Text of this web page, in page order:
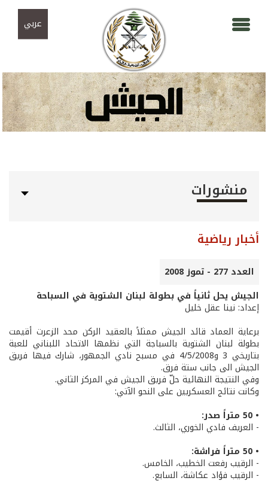
عربي
منشورات
أخبار رياضية
العدد 277 - تموز 2008
الجيش يحل ثانياً في بطولة لبنان الشتوية في السباحة
إعداد: نينا عقل خليل
برعاية العماد قائد الجيش ممثلاً بالعقيد الركن محد الزعرت أقيمت
بطولة لبنان الشتوية بالسباجة التي نظمها الاتحاد اللبناني للعبة
بتاريخي 3 و4/5/2008 في مسبح نادي الجمهور، شارك فيها فريق
الجيش الى جانب ستة فرق.
وفي النتيجة النهائية حلّ فريق الجيش في المركز الثاني.
وكانت نتائج العسكريين على النحو الآتي:
• 50 متراً صدر:
- العريف فادي الخوري، الثالث.
• 50 متراً فراشة:
- الرقيب رفعت الخطيب، الخامس.
- الرقيب فؤاد عكاشة، السابع.